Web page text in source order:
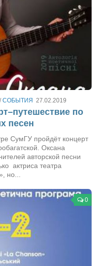
/СОБЫТИЯ 27.02.2019
по
песен
СумГУ пройдёт концерт
Оксана
авторской песни
актриса театра
но...
0